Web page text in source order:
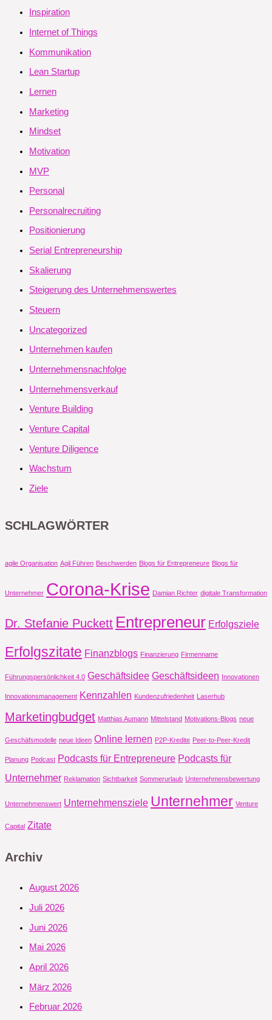
Inspiration
Internet of Things
Kommunikation
Lean Startup
Lernen
Marketing
Mindset
Motivation
MVP
Personal
Personalrecruiting
Positionierung
Serial Entrepreneurship
Skalierung
Steigerung des Unternehmenswertes
Steuern
Uncategorized
Unternehmen kaufen
Unternehmensnachfolge
Unternehmensverkauf
Venture Building
Venture Capital
Venture Diligence
Wachstum
Ziele
SCHLAGWÖRTER
agile Organisation Agil Führen Beschwerden Blogs für Entrepreneure Blogs für
Unternehmer Corona-Krise Damian Richter digitale Transformation
Dr. Stefanie Puckett Entrepreneur Erfolgsziele
Erfolgszitate Finanzblogs Finanzierung Firmenname
Führungspersönlichkeit 4.0 Geschäftsidee Geschäftsideen Innovationen
Innovationsmanagement Kennzahlen Kundenzufriedenheit Laserhub
Marketingbudget Matthias Aumann Mittelstand Motivations-Blogs neue
Geschäfsmodelle neue Ideen Online lernen P2P-Kredite Peer-to-Peer-Kredit
Planung Podcast Podcasts für Entrepreneure Podcasts für
Unternehmer Reklamation Sichtbarkeit Sommerurlaub Unternehmensbewertung
Unternehmenswert Unternehmensziele Unternehmer Venture
Capital Zitate
Archiv
August 2026
Juli 2026
Juni 2026
Mai 2026
April 2026
März 2026
Februar 2026